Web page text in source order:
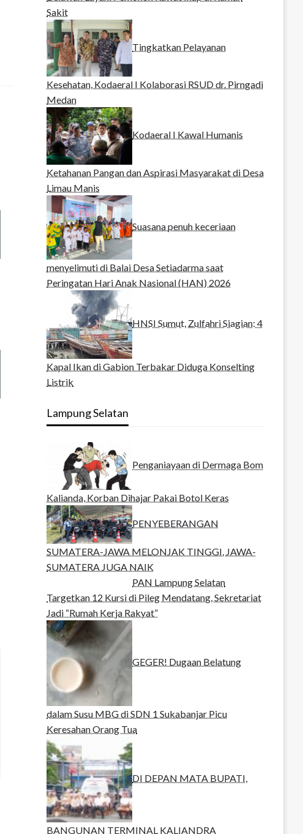
Sakit
Tingkatkan Pelayanan
Kesehatan, Kodaeral I Kolaborasi RSUD dr. Pirngadi
Medan‎
Kodaeral I Kawal Humanis
Ketahanan Pangan dan Aspirasi Masyarakat di Desa
Limau Manis
Suasana penuh keceriaan
menyelimuti di Balai Desa Setiadarma saat
Peringatan Hari Anak Nasional (HAN) 2026
HNSI Sumut, Zulfahri Siagian: 4
Kapal Ikan di Gabion Terbakar Diduga Konselting
Listrik
Lampung Selatan
Penganiayaan di Dermaga Bom
Kalianda, Korban Dihajar Pakai Botol Keras
PENYEBERANGAN
SUMATERA-JAWA MELONJAK TINGGI, JAWA-
SUMATERA JUGA NAIK
PAN Lampung Selatan
Targetkan 12 Kursi di Pileg Mendatang, Sekretariat
Jadi “Rumah Kerja Rakyat”
GEGER! Dugaan Belatung
dalam Susu MBG di SDN 1 Sukabanjar Picu
Keresahan Orang Tua
DI DEPAN MATA BUPATI,
BANGUNAN TERMINAL KALIANDRA